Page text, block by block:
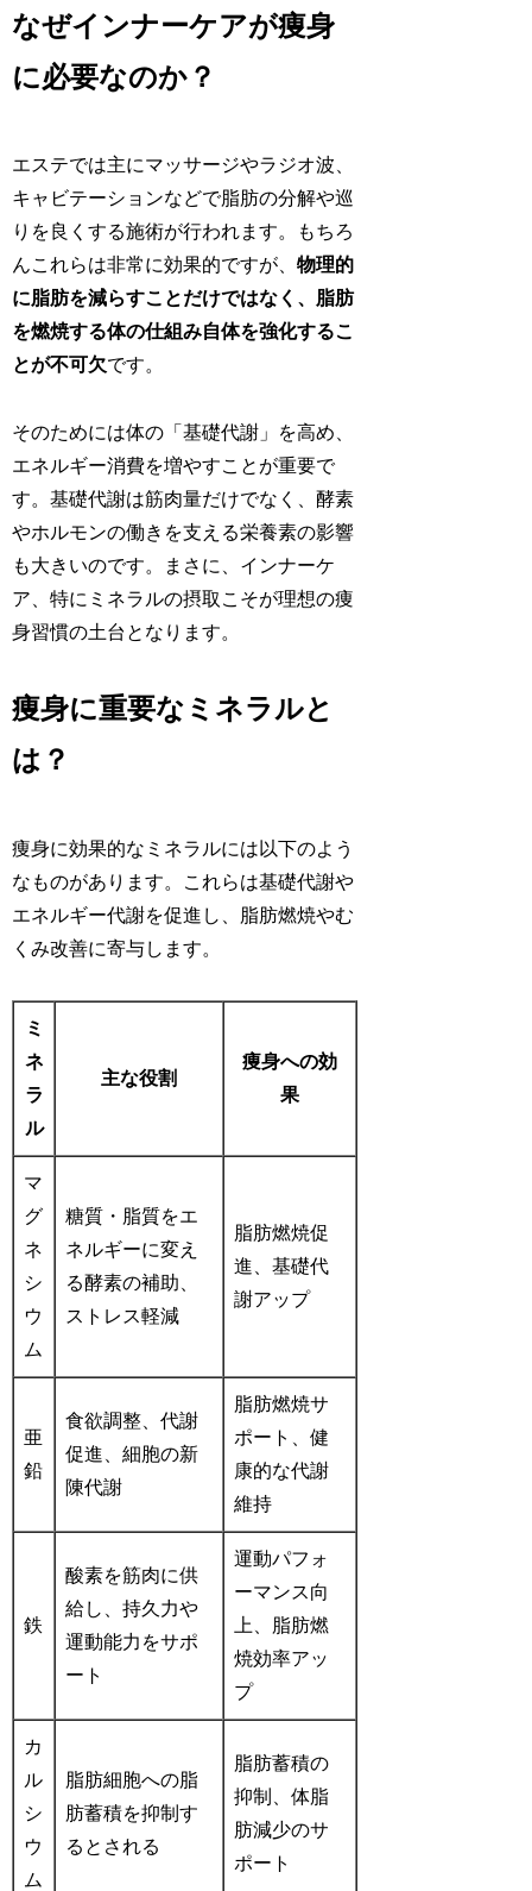
なぜインナーケアが痩身
に必要なのか？
エステでは主にマッサージやラジオ波、
キャビテーションなどで脂肪の分解や巡
りを良くする施術が行われます。もちろ
んこれらは非常に効果的ですが、物理的
に脂肪を減らすことだけではなく、脂肪
を燃焼する体の仕組み自体を強化するこ
とが不可欠です。
そのためには体の「基礎代謝」を高め、
エネルギー消費を増やすことが重要で
す。基礎代謝は筋肉量だけでなく、酵素
やホルモンの働きを支える栄養素の影響
も大きいのです。まさに、インナーケ
ア、特にミネラルの摂取こそが理想の痩
身習慣の土台となります。
痩身に重要なミネラルと
は？
痩身に効果的なミネラルには以下のよう
なものがあります。これらは基礎代謝や
エネルギー代謝を促進し、脂肪燃焼やむ
くみ改善に寄与します。
ミ
ネ
ラ
ル
主な役割
痩身への効
果
マ
グ
ネ
シ
ウ
ム
糖質・脂質をエ
ネルギーに変え
る酵素の補助、
ストレス軽減
脂肪燃焼促
進、基礎代
謝アップ
亜
鉛
食欲調整、代謝
促進、細胞の新
陳代謝
脂肪燃焼サ
ポート、健
康的な代謝
維持
鉄
酸素を筋肉に供
給し、持久力や
運動能力をサポ
ート
運動パフォ
ーマンス向
上、脂肪燃
焼効率アッ
プ
カ
ル
シ
ウ
ム
脂肪細胞への脂
肪蓄積を抑制す
るとされる
脂肪蓄積の
抑制、体脂
肪減少のサ
ポート